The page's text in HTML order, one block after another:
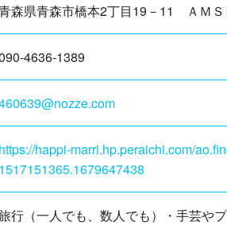
森県青森市橋本2丁目19－11 ＡＭ
4636-1389
https://happi-marri.hp.peraichi.com/
1517151365.1679647438
行（一人でも、数人でも）・手芸や